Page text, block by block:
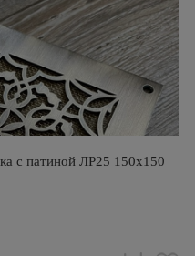
с патиной ЛР25 150х150